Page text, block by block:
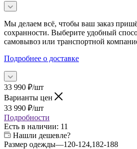
Мы делаем всё, чтобы ваш заказ
сохранности. Выберите удобный
самовывоз или транспортной
Подробнее о доставке
33 990 ₽/шт
Варианты цен
33 990 ₽/шт
Подробности
Есть в наличии: 11
Нашли дешевле?
Размер одежды—120-124,182-188